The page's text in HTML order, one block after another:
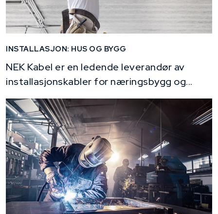
INSTALLASJON: HUS OG BYGG
NEK Kabel er en ledende leverandør av
installasjonskabler for næringsbygg og...